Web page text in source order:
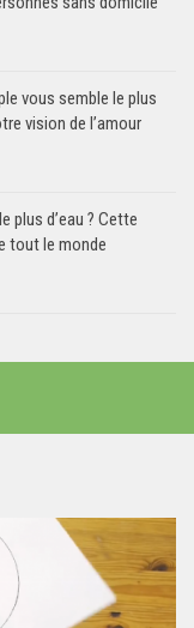
vous semble le plus
vision de l’amour
plus d’eau ? Cette
tout le monde